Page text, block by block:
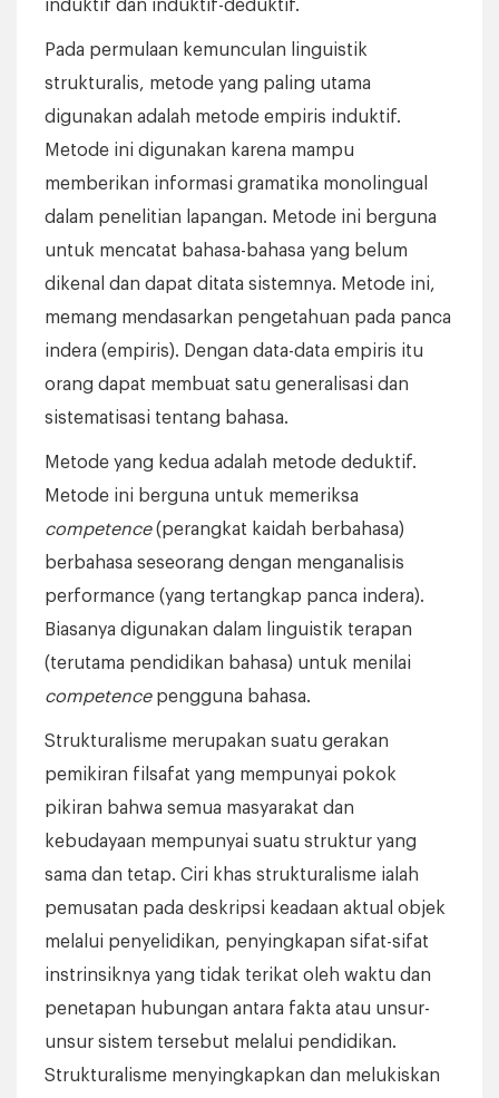
induktif dan induktif-deduktif.
Pada permulaan kemunculan linguistik
strukturalis, metode yang paling utama
digunakan adalah metode empiris induktif.
Metode ini digunakan karena mampu
memberikan informasi gramatika monolingual
dalam penelitian lapangan. Metode ini berguna
untuk mencatat bahasa-bahasa yang belum
dikenal dan dapat ditata sistemnya. Metode ini,
memang mendasarkan pengetahuan pada panca
indera (empiris). Dengan data-data empiris itu
orang dapat membuat satu generalisasi dan
sistematisasi tentang bahasa.
Metode yang kedua adalah metode deduktif.
Metode ini berguna untuk memeriksa
competence(perangkat kaidah berbahasa)
berbahasa seseorang dengan menganalisis
performance (yang tertangkap panca indera).
Biasanya digunakan dalam linguistik terapan
(terutama pendidikan bahasa) untuk menilai
competencepengguna bahasa.
Strukturalisme merupakan suatu gerakan
pemikiran filsafat yang mempunyai pokok
pikiran bahwa semua masyarakat dan
kebudayaan mempunyai suatu struktur yang
sama dan tetap. Ciri khas strukturalisme ialah
pemusatan pada deskripsi keadaan aktual objek
melalui penyelidikan, penyingkapan sifat-sifat
instrinsiknya yang tidak terikat oleh waktu dan
penetapan hubungan antara fakta atau unsur-
unsur sistem tersebut melalui pendidikan.
Strukturalisme menyingkapkan dan melukiskan